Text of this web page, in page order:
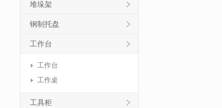
堆垛架
钢制托盘
工作台
工作台
工作桌
工具柜